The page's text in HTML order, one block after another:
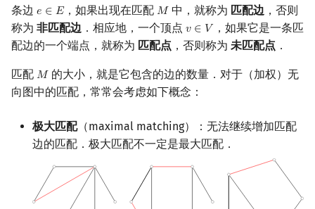
Geany
GUIDE
Sublime Text
Code::Blocks
Polygon
LaTeX 入门
Git
编译优化
桶排序
锦标赛排序
Tim 排序
排序应用
倍增
Dancing Links
优化
插头 DP
动态 DP
概率 DP
DP 优化
AC 自动机
后缀自动机 (SAM)
后缀平衡树
后缀树
复数 模逆元
中国剩余定理
升幂引理
卢卡斯定理
多项式与生成函数
常系数齐次线性递推
符号化方法
Lagrange 反演
形式幂级数复合|复合逆
普通生成函数
组合数学
Entringer Number
分拆数
范德蒙德卷积
图论计数
特征多项式
Jordan标准型
线性规划
单调队列
树状数组
线段树
二叉搜索树 & 平衡树
左偏红黑树
动态树分治
树哈希
树上随机游走
常见算法
二分图最大权匹配
一般图最大匹配
相关问题
半平面交
随机增量法
反演变换
字节顺序
表达式求值
在一台机器上规划任务
Garsia–Wachs 算法
条边 𝑒 ∈ 𝐸
e ∈ E ，如果出现在匹配𝑀
M 中，就称为 匹配边 ，否则
称为 非匹配边 ．相应地，一个顶点 𝑣 ∈ 𝑉
v ∈V
，如果它是一条匹
配边的一个端点，就称为 匹配点 ，否则称为 未匹配点 ．
匹配 𝑀
M 的大小，就是它包含的边的数量．对于（加权）无
向图中的匹配，常常会考虑如下概念：
极大匹配（maximal matching）：无法继续增加匹配
边的匹配．极大匹配不一定是最大匹配．